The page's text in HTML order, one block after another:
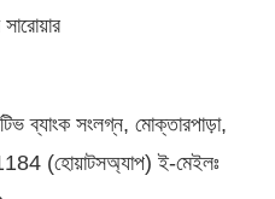
ব্যাংক সংলগ্ন, মোক্তারপাড়া,
(হোয়াটসঅ্যাপ) ই-মেইলঃ